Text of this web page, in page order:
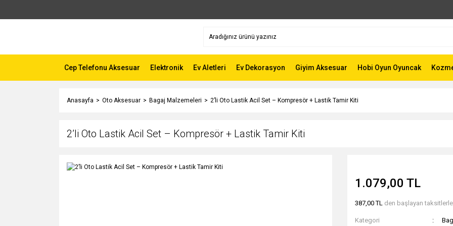
Cep Telefonu Aksesuar Elektronik Ev Aletleri Ev Dekorasyon Giyim Aksesuar Hobi Oyun Oyuncak
Anasayfa Oto Aksesuar Bagaj Malzemeleri 2’li Oto Lastik Acil Set – Kompresör + Lastik Tamir Kiti
2’li Oto Lastik Acil Set – Kompresör + Lastik Tamir Kiti
1.079,00 TL
387,00 TL den başlayan
Kategori